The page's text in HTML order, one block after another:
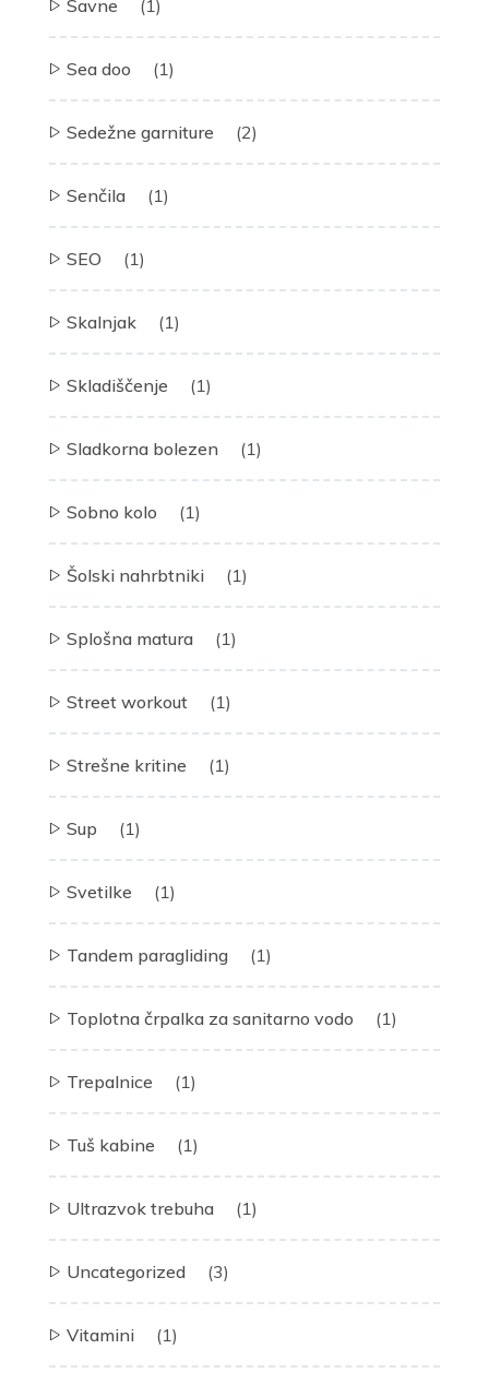
Savne (1)
Sea doo (1)
Sedežne garniture (2)
Senčila (1)
SEO (1)
Skalnjak (1)
Skladiščenje (1)
Sladkorna bolezen (1)
Sobno kolo (1)
Šolski nahrbtniki (1)
Splošna matura (1)
Street workout (1)
Strešne kritine (1)
Sup (1)
Svetilke (1)
Tandem paragliding (1)
Toplotna črpalka za sanitarno vodo (1)
Trepalnice (1)
Tuš kabine (1)
Ultrazvok trebuha (1)
Uncategorized (3)
Vitamini (1)